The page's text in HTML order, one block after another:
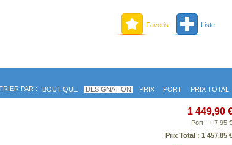
Favoris Liste
PAR : BOUTIQUE DÉSIGNATION PRIX PORT PRIX TOTAL
1 449,90
Port : + 7,95 €
Prix Total : 1 457,85 €